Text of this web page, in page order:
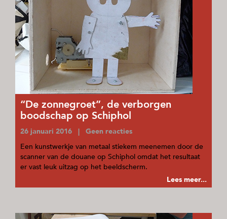
“De zonnegroet”, de verborgen
boodschap op Schiphol
26 januari 2016 | Geen reacties
Een kunstwerkje van metaal stiekem meenemen door de
scanner van de douane op Schiphol omdat het resultaat
er vast leuk uitzag op het beeldscherm.
Lees meer...